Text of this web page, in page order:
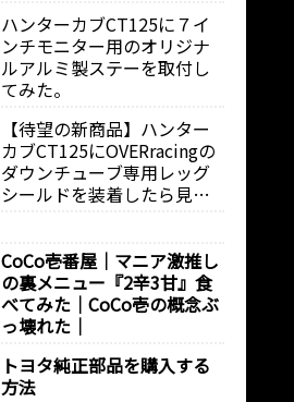
ハンターカブCT125に７イ
ンチモニター用のオリジナ
ルアルミ製ステーを取付し
てみた。
【待望の新商品】ハンター
カブCT125にOVERracingの
ダウンチューブ専用レッグ
シールドを装着したら見た
CoCo壱番屋｜マニア激推し
の裏メニュー『2辛3甘』食
べてみた｜CoCo壱の概念ぶ
っ壊れた｜
トヨタ純正部品を購入する
方法